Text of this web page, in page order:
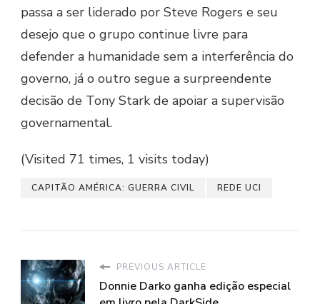
passa a ser liderado por Steve Rogers e seu
desejo que o grupo continue livre para
defender a humanidade sem a interferência do
governo, já o outro segue a surpreendente
decisão de Tony Stark de apoiar a supervisão
governamental.
(Visited 71 times, 1 visits today)
CAPITÃO AMÉRICA: GUERRA CIVIL REDE UCI
PREVIOUS ARTICLE
Donnie Darko ganha edição especial